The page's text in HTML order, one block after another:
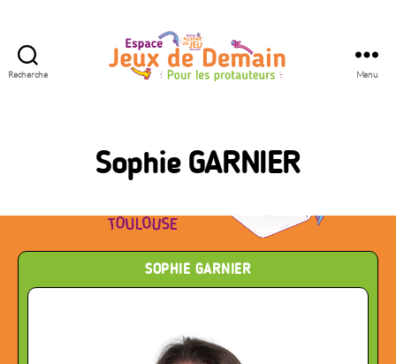
Recherche
Demain
Menu
Sophie GARNIER
SOPHIE GARNIER